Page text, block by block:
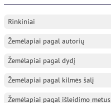
Rinkiniai
Žemėlapiai pagal autorių
Žemėlapiai pagal dydį
Žemėlapiai pagal kilmės šalį
Žemėlapiai pagal išleidimo metus